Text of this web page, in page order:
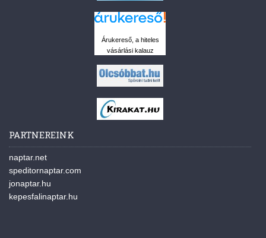
Árukereső, a hiteles
vásárlási kalauz
PARTNEREINK
naptar.net
speditornaptar.com
jonaptar.hu
kepesfalinaptar.hu